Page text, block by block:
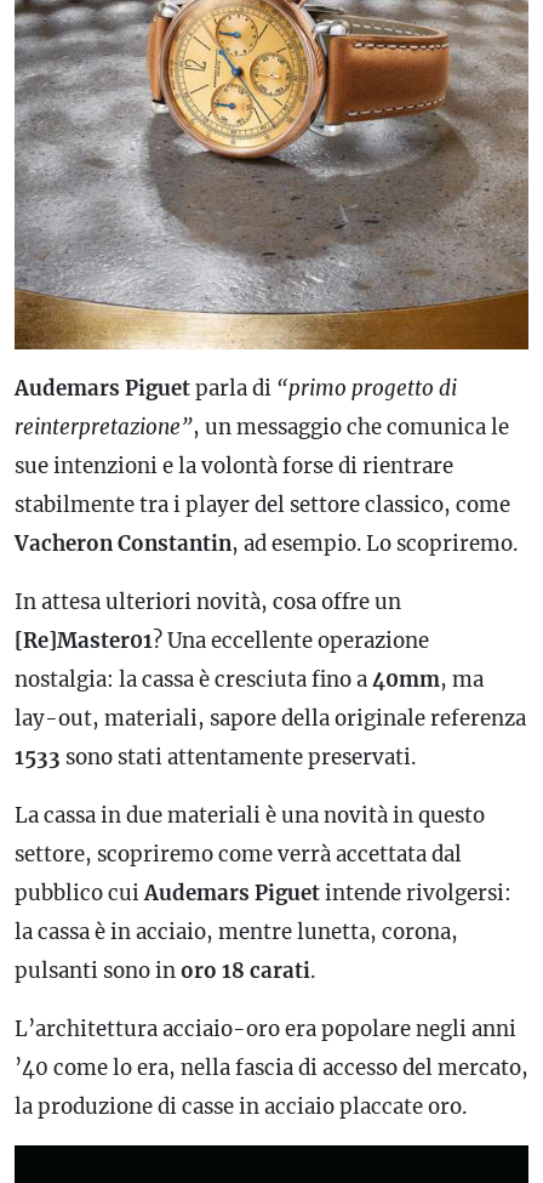
Audemars Piguetparla di “primo progetto di
reinterpretazione”, un messaggio che comunica le
sue intenzioni e la volontà forse di rientrare
stabilmente tra i player del settore classico, come
Vacheron Constantin, ad esempio. Lo scopriremo.
In attesa ulteriori novità, cosa offre un
[Re]Master01? Una eccellente operazione
nostalgia: la cassa è cresciuta fino a40mm, ma
lay-out, materiali, sapore della originale referenza
1533 sono stati attentamente preservati.
La cassa in due materiali è una novità in questo
settore, scopriremo come verrà accettata dal
pubblico cuiAudemars Piguetintende rivolgersi:
la cassa è in acciaio, mentre lunetta, corona,
pulsanti sono inoro 18 carati.
L’architettura acciaio-oro era popolare negli anni
’40 come lo era, nella fascia di accesso del mercato,
la produzione di casse in acciaio placcate oro.